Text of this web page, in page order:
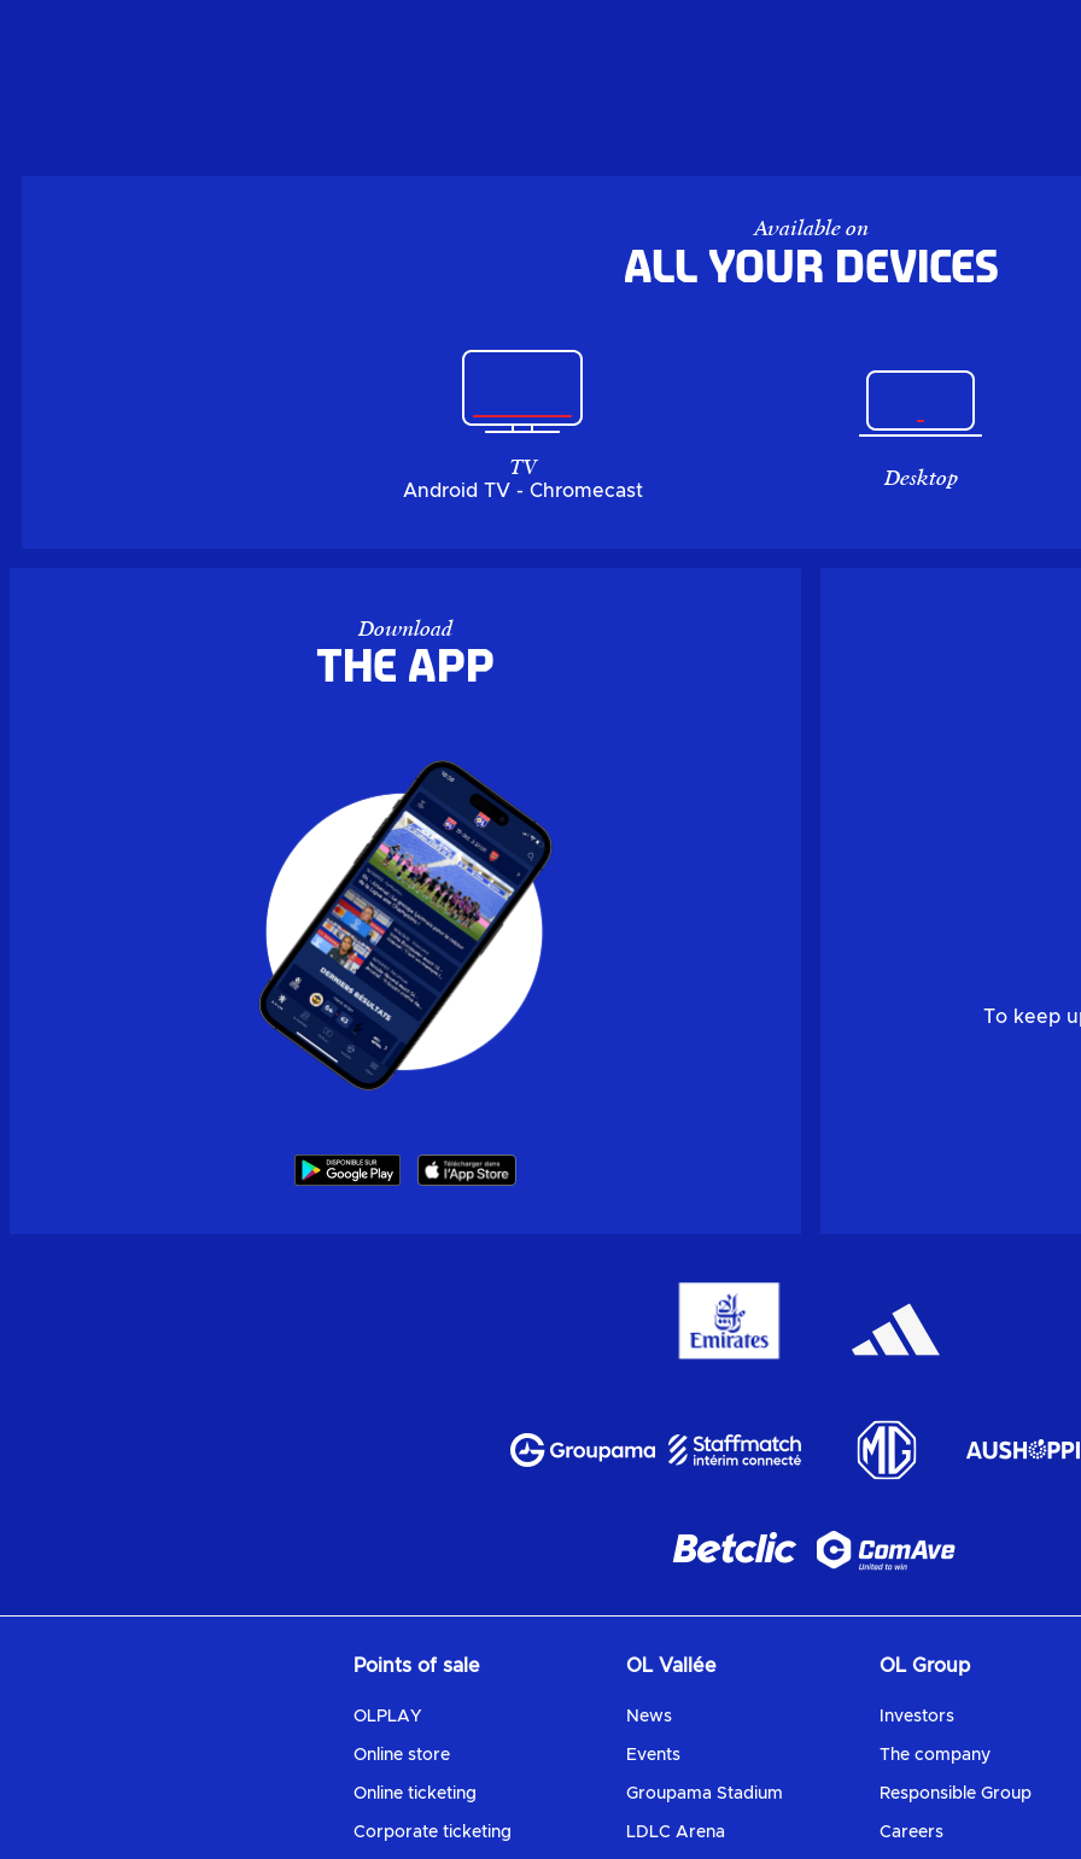
Available on
All your devices
TV
Android TV - Chromecast Desktop
Download
the APP
To keep
Points of sale
OLPLAY
Online store
Online ticketing
Corporate ticketing
OL Vallée
News
Events
Groupama Stadium
LDLC Arena
OL Group
Investors
The company
Responsible Group
Careers